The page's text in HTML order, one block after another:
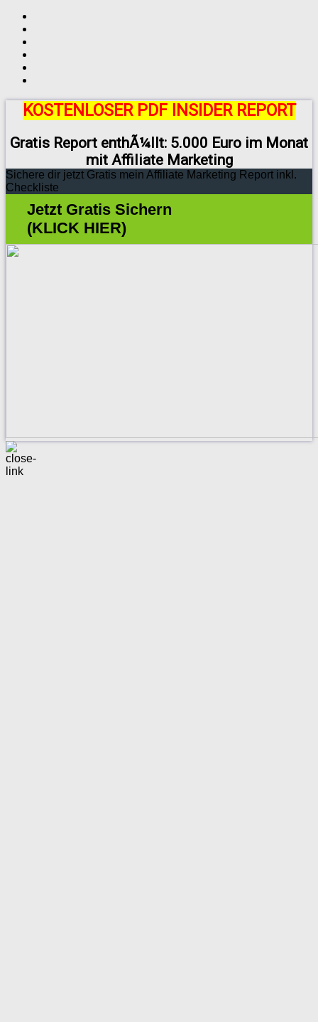
KOSTENLOSER PDF INSIDER REPORT
Gratis Report enthÃ¼llt: 5.000 Euro im Monat
mit Affiliate Marketing
Sichere dir jetzt Gratis mein Affiliate Marketing Report inkl.
Checkliste
Jetzt Gratis Sichern
(KLICK HIER)